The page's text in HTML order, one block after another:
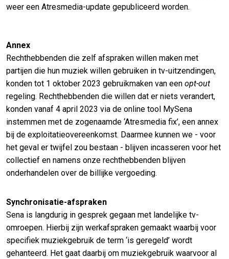
weer een Atresmedia-update gepubliceerd worden.
Annex
Rechthebbenden die zelf afspraken willen maken met
partijen die hun muziek willen gebruiken in tv-uitzendingen,
konden tot 1 oktober 2023 gebruikmaken van een opt-out
regeling. Rechthebbenden die willen dat er niets verandert,
konden vanaf 4 april 2023 via de online tool MySena
instemmen met de zogenaamde ‘Atresmedia fix’, een annex
bij de exploitatieovereenkomst. Daarmee kunnen we - voor
het geval er twijfel zou bestaan - blijven incasseren voor het
collectief en namens onze rechthebbenden blijven
onderhandelen over de billijke vergoeding.
Synchronisatie-afspraken
Sena is langdurig in gesprek gegaan met landelijke tv-
omroepen. Hierbij zijn werkafspraken gemaakt waarbij voor
specifiek muziekgebruik de term ‘is geregeld’ wordt
gehanteerd. Het gaat daarbij om muziekgebruik waarvoor al